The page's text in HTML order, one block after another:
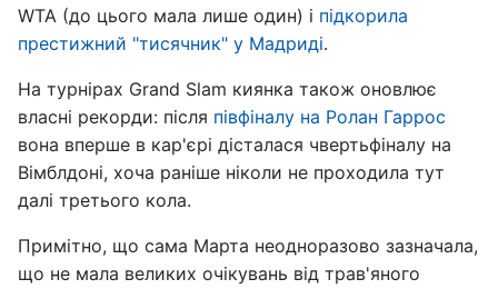
WTA (до цього мала лише один) і підкорила
престижний "тисячник" у Мадриді.
На турнірах Grand Slam киянка також оновлює
власні рекорди: після півфіналу на Ролан Гаррос
вона вперше в кар'єрі дісталася чвертьфіналу на
Вімблдоні, хоча раніше ніколи не проходила тут
далі третього кола.
Примітно, що сама Марта неодноразово зазначала,
що не мала великих очікувань від трав'яного